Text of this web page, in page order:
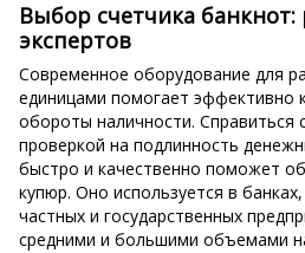
Выбор счетчика
экспертов
Современное оборудование для
единицами помогает эффективно
обороты наличности. Справиться
проверкой на подлинность
быстро и качественно поможет
купюр. Оно используется в
частных и государственных
средними и большими объемами